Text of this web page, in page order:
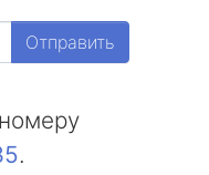
Отправить
.